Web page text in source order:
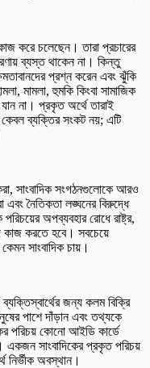
করে চলেছেন। তারা প্রচারের
ব্যস্ত থাকেন না। কিন্তু
প্রশ্ন করেন এবং ঝুঁকি
মামলা, হুমকি কিংবা সামাজিক
না। প্রকৃত অর্থে তারাই
কেবল ব্যক্তির সংকট নয়; এটি
সাংবাদিক সংগঠনগুলোকে আরও
এবং নৈতিকতা লঙ্ঘনের বিরুদ্ধে
অপব্যবহার রোধে রাষ্ট্র,
কাজ করতে হবে। সবচেয়ে
সাংবাদিক চায়।
জন্য কলম বিক্রি
পাশে দাঁড়ান এবং তথ্যকে
পরিচয় কোনো আইডি কার্ডে
সাংবাদিকের প্রকৃত পরিচয়
নির্ভীক অবস্থান।